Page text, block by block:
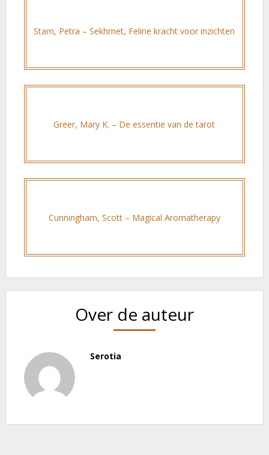
Stam, Petra – Sekhmet, Feline kracht voor inzichten
Greer, Mary K. – De essentie van de tarot
Cunningham, Scott – Magical Aromatherapy
Over de auteur
Serotia